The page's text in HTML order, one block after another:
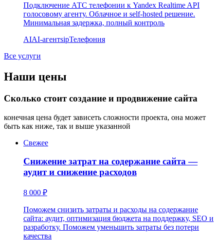
Подключение АТС телефонии к Yandex Realtime API
голосовому агенту. Облачное и self-hosted решение.
Минимальная задержка, полный контроль
AIAI-агентsipТелефония
Все услуги
Наши цены
Сколько стоит создание и продвижение сайта
конечная цена будет зависеть сложности проекта, она может
быть как ниже, так и выше указанной
Свежее
Снижение затрат на содержание сайта —
аудит и снижение расходов
8 000 ₽
Поможем снизить затраты и расходы на содержание
сайта: аудит, оптимизация бюджета на поддержку, SEO и
разработку. Поможем уменьшить затраты без потери
качества